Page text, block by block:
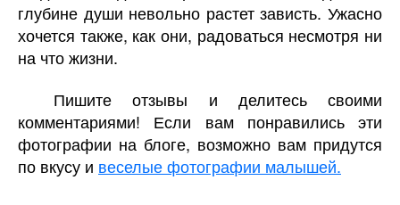
глубине души невольно растет зависть. Ужасно
хочется также, как они, радоваться несмотря ни
на что жизни.
Пишите отзывы и делитесь своими
комментариями! Если вам понравились эти
фотографии на блоге, возможно вам придутся
по вкусу и веселые фотографии малышей.